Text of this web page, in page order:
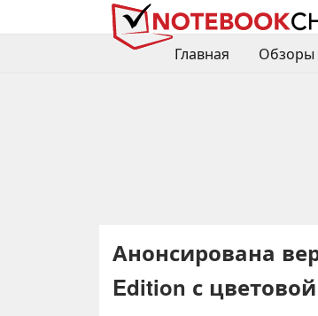
Главная
Обзоры
Анонсирована
Edition с